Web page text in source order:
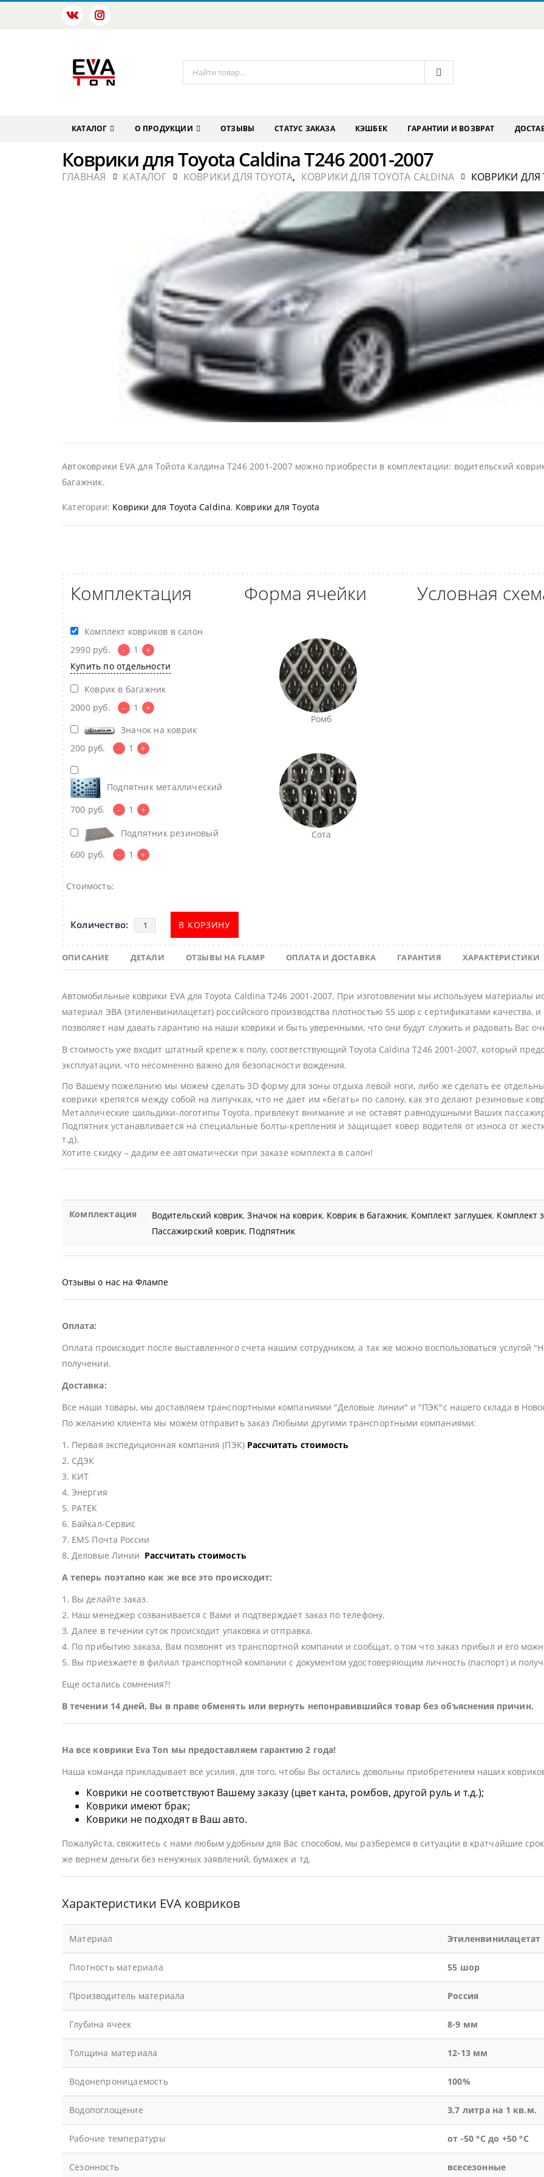
КАТАЛОГ О ПРОДУКЦИИ ОТЗЫВЫ СТАТУС ЗАКАЗА КЭШБЕК ГАРАНТИИ И ВОЗВРАТ
Коврики для Toyota Caldina T246 2001-2007
ГЛАВНАЯ КАТАЛОГ КОВРИКИ ДЛЯ TOYOTA, КОВРИКИ ДЛЯ TOYOTA CALDINA КОВРИКИ ДЛЯ
Автоковрики EVA для Тойота Калдина Т246 2001-2007 можно приобрести в комплектации: водительский
багажник.
Категории: Коврики для Toyota Caldina, Коврики для Toyota
Комплектация
Комплект ковриков в салон
2990 руб. - 1
+
Купить по отдельности
Коврик в багажник
2000 руб. - 1
+
Значок на коврик
200 руб. - 1 +
Подпятник металлический
700 руб. - 1 +
Подпятник резиновый
600 руб. - 1 +
Форма ячейки
Ромб
Сота
Условная
Стоимость:
В КОРЗИНУ
ОПИСАНИЕ ДЕТАЛИ ОТЗЫВЫ НА FLAMP ОПЛАТА И ДОСТАВКА ГАРАНТИЯ ХАРАКТЕРИСТИКИ
Автомобильные коврики EVA для Toyota Caldina T246 2001-2007. При изготовлении мы используем материалы
материал ЭВА (этиленвинилацетат) российского производства плотностью 55 шор с сертификатами качества,
позволяет нам давать гарантию на наши коврики и быть уверенными, что они будут служить и радовать Вас
В стоимость уже входит штатный крепеж к полу, соответствующий Toyota Caldina T246 2001-2007, который
эксплуатации, что несомненно важно для безопасности вождения.
По Вашему пожеланию мы можем сделать 3D форму для зоны отдыха левой ноги, либо же сделать ее
коврики крепятся между собой на липучках, что не дает им «бегать» по салону, как это делают резиновые
Металлические шильдики-логотипы Toyota, привлекут внимание и не оставят равнодушными Ваших
Подпятник устанавливается на специальные болты-крепления и защищает ковер водителя от износа от
т.д).
Хотите скидку – дадим ее автоматически при заказе комплекта в салон!
Комплектация Водительский коврик,Значок на коврик, Коврик в багажник, Комплект заглушек, Комплект
Пассажирский коврик, Подпятник
Отзывы о нас на Флампе
Оплата:
Оплата происходит после выставленного счета нашим сотрудником, а так же можно воспользоваться
получении.
Доставка:
Все наши товары, мы доставляем транспортными компаниями "Деловые линии" и "ПЭК"с нашего склада в
По желанию клиента мы можем отправить заказ Любыми другими транспортными компаниями:
1. Первая экспедиционная компания (ПЭК) Рассчитать стоимость
2. СДЭК
3. КИТ
4. Энергия
5. РАТЕК
6. Байкал-Сервис
7. EMS Почта России
8. Деловые Линии Рассчитать стоимость
А теперь поэтапно как же все это происходит:
1. Вы делайте заказ.
2. Наш менеджер созванивается с Вами и подтверждает заказ по телефону.
3. Далее в течении суток происходит упаковка и отправка.
4. По прибытию заказа, Вам позвонят из транспортной компании и сообщат, о том что заказ прибыл и его
5. Вы приезжаете в филиал транспортной компании с документом удостоверяющим личность (паспорт) и
Еще остались сомнения?!
В течении 14 дней, Вы в праве обменять или вернуть непонравившийся товар без объяснения причин.
На все коврики Eva Ton мы предоставляем гарантию 2 года!
Наша команда прикладывает все усилия, для того, чтобы Вы остались довольны приобретением наших
Коврики не соответствуют Вашему заказу (цвет канта, ромбов, другой руль и т.д.);
Коврики имеют брак;
Коврики не подходят в Ваш авто.
Пожалуйста, свяжитесь с нами любым удобным для Вас способом, мы разберемся в ситуации в кратчайшие
же вернем деньги без ненужных заявлений, бумажек и тд.
Характеристики EVA ковриков
Материал Этиленвинилацетат
Плотность материала 55 шор
Производитель материала Россия
Глубина ячеек 8-9 мм
Толщина материала 12-13 мм
Водонепроницаемость 100%
Водопоглощение 3,7 литра на 1 кв.м.
Рабочие температуры от -50 °С до +50 °С
Сезонность всесезонные